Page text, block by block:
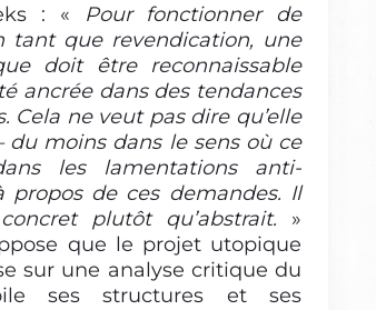
: «
Pour fonctionner de
tant que revendication, une
doit être reconnaissable
ancrée dans des tendances
Cela ne veut pas dire qu’elle
du moins dans le sens où ce
les lamentations anti-
propos de ces demandes. Il
plutôt qu’abstrait. »
que le projet utopique
sur une analyse critique du
ses structures et ses